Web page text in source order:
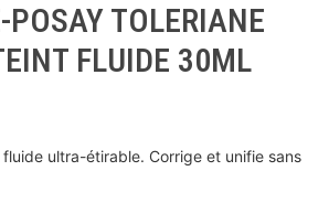
POSAY TOLERIANE
FLUIDE 30ML
ultra-étirable. Corrige et unifie sans